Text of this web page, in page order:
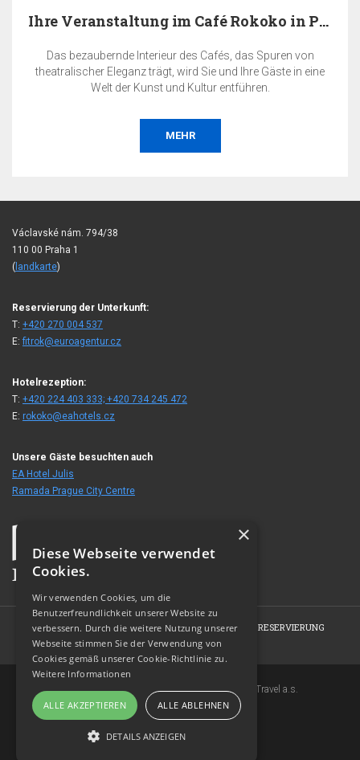
Ihre Veranstaltung im Café Rokoko in Prag
Das bezaubernde Interieur des Cafés, das Spuren von
theatralischer Eleganz trägt, wird Sie und Ihre Gäste in eine
Welt der Kunst und Kultur entführen.
MEHR
Václavské nám. 794/38
110 00 Praha 1
( landkarte)
Reservierung der Unterkunft:
T: +420 270 004 537
E:fitrok@euroagentur.cz
Hotelrezeption:
T: +420 224 403 333; +420 734 245 472
E: rokoko@eahotels.cz
Unsere Gäste besuchten auch
EA Hotel Julis
Ramada Prague City Centre
HOME HOTEL ZIMMER FOTOGALERIE
RESERVIERUNG
KONTAKT
Copyright © 2007-2026 EuroAgentur Hotels&Travel a.s.
www.bezvapobyt.cz
Allgemeine Buchungsbedingungen
Datenschutzerklärung
×
Diese Webseite verwendet
Cookies.
Wir verwenden Cookies, um die
Benutzerfreundlichkeit unserer Website zu
verbessern. Durch die weitere Nutzung unserer
Webseite stimmen Sie der Verwendung von
Cookies gemäß unserer Cookie-Richtlinie zu.
Weitere Informationen
ALLE AKZEPTIEREN ALLE ABLEHNEN
DETAILS ANZEIGEN